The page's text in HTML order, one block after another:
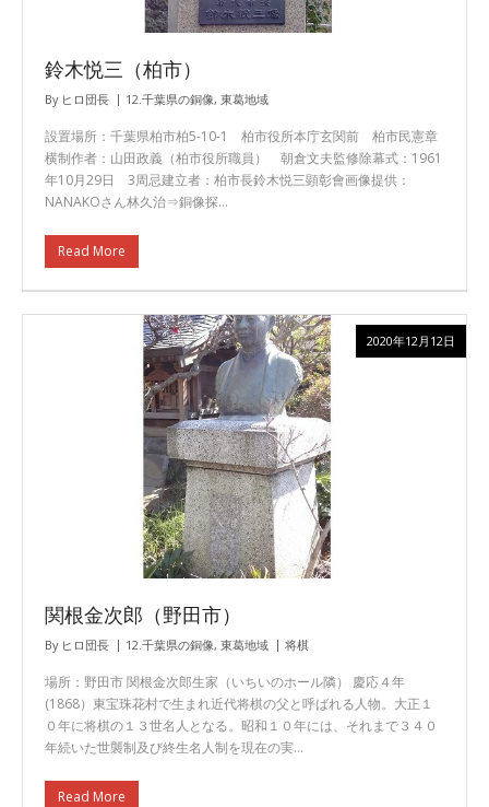
鈴木悦三（柏市）
By ヒロ団長 12.千葉県の銅像, 東葛地域
設置場所：千葉県柏市柏5-10-1 柏市役所本庁玄関前 柏市民憲章
横制作者：山田政義（柏市役所職員） 朝倉文夫監修除幕式：1961
年10月29日 3周忌建立者：柏市長鈴木悦三顕彰會画像提供：
NANAKOさん林久治⇒銅像探…
Read More
関根金次郎（野田市）
By ヒロ団長 12.千葉県の銅像, 東葛地域 将棋
場所：野田市 関根金次郎生家（いちいのホール隣） 慶応４年
(1868）東宝珠花村で生まれ近代将棋の父と呼ばれる人物。大正１
０年に将棋の１３世名人となる。昭和１０年には、それまで３４０
年続いた世襲制及び終生名人制を現在の実…
Read More
2020年12月12日